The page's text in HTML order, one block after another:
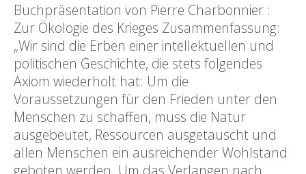
Buchpräsentation von Pierre Charbonnier :
Zur Ökologie des Krieges Zusammenfassung:
„Wir sind die Erben einer intellektuellen und
politischen Geschichte, die stets folgendes
Axiom wiederholt hat: Um die
Voraussetzungen für den Frieden unter den
Menschen zu schaffen, muss die Natur
ausgebeutet, Ressourcen ausgetauscht und
allen Menschen ein ausreichender Wohlstand
geboten werden. Um das Verlangen nach